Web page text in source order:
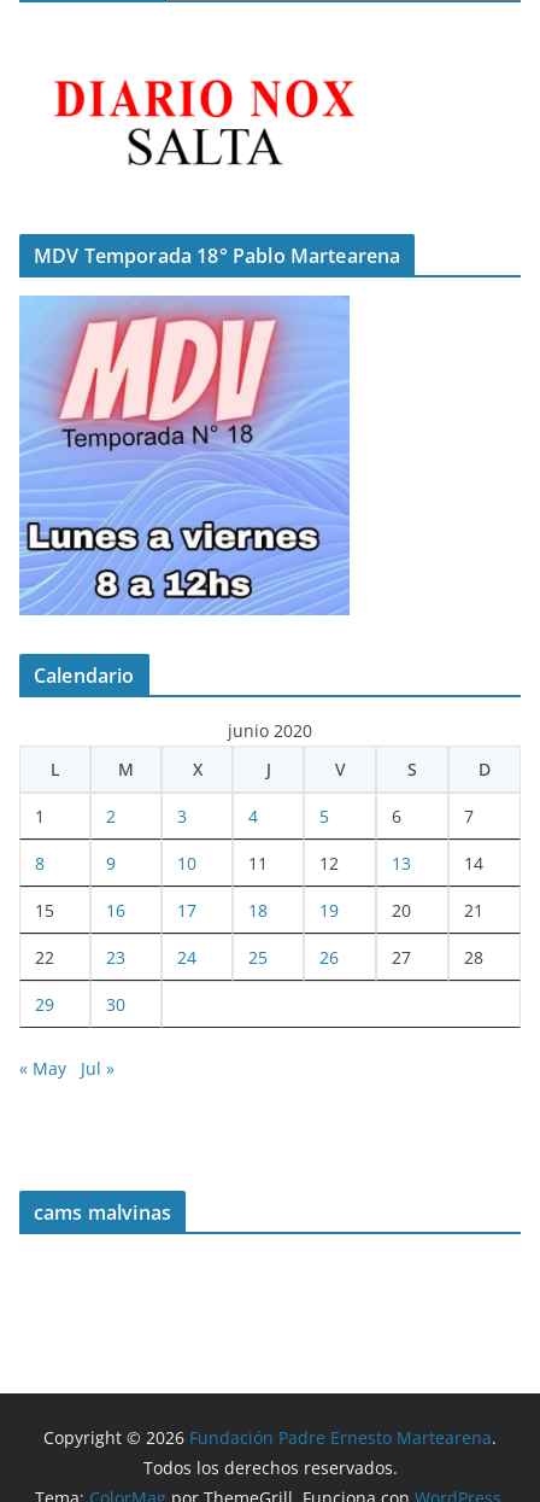
MDV Temporada 18° Pablo Martearena
Calendario
junio 2020
L
M X J V S D
1 2 3 4 5 6 7
8 9 10 11 12 13 14
15 16 17 18 19 20 21
22 23 24 25 26 27 28
29 30
« May Jul »
cams malvinas
Copyright © 2026 Fundación Padre Ernesto Martearena.
Todos los derechos reservados.